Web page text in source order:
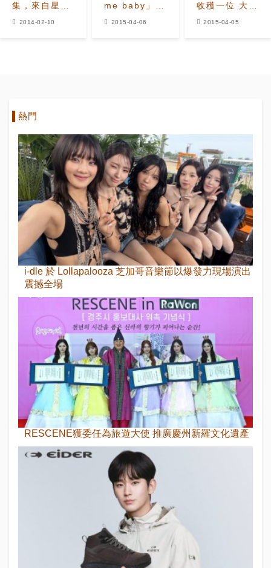
集，來自星星
的idol們！
2014-02-10
me baby」獲
「人氣歌謠」
2015-04-06
收穫一位 大勢
男團地位不可
2015-04-05
熱門
i-dle 於 Lollapalooza 芝加哥音樂節以爆發力現場演出
震撼全場
RESCENE獲委任為旅遊大使 推廣慶州新羅文化遺產